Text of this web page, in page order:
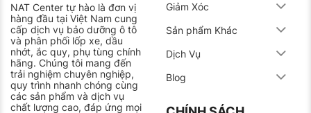
NAT Center tự hào là đơn vị
hàng đầu tại Việt Nam cung
cấp dịch vụ bảo dưỡng ô tô
và phân phối lốp xe, dầu
nhớt, ắc quy, phụ tùng chính
hãng. Chúng tôi mang đến
trải nghiệm chuyên nghiệp,
quy trình nhanh chóng cùng
các sản phẩm và dịch vụ
chất lượng cao, đáp ứng mọi
Giảm Xóc
Sản phẩm Khác
Dịch Vụ
Blog